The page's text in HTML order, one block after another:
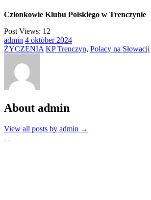
Członkowie Klubu Polskiego w Trenczynie
Post Views: 12
admin 4 október 2024
ŻYCZENIA KP Trenczyn, Polacy na Słowacji
About admin
View all posts by admin →